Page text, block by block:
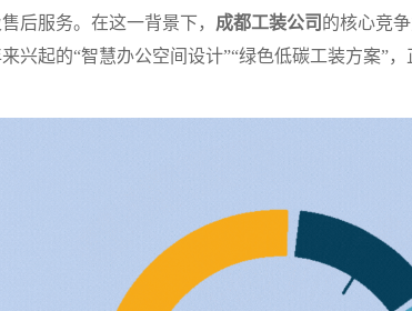
后服务。在这一背景下， 成都工装公司 的核心竞
兴起的“智慧办公空间设计”“绿色低碳工装方案”，